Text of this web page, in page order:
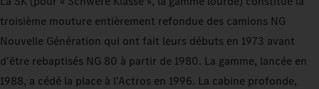
troisième mouture entièrement refondue des camions NG
Nouvelle Génération qui ont fait leurs débuts en 1973 avant
d'être rebaptisés NG 80 à partir de 1980. La gamme, lancée en
1988, a cédé la place à l'Actros en 1996. La cabine profonde,